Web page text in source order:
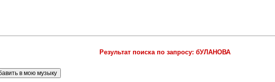
Результат поиска по запросу: бУЛАНОВА